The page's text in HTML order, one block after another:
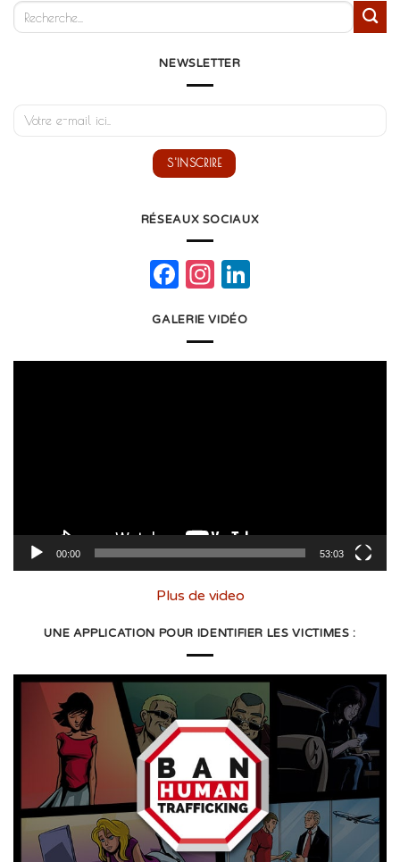
NEWSLETTER
RÉSEAUX SOCIAUX
Facebook
Instagram
GALERIE VIDÉO
00:00 53:03
Plus de video
UNE APPLICATION POUR IDENTIFIER LES VICTIMES :